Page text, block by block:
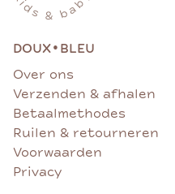
DOUX• BLEU
Over ons
Verzenden & afhalen
Betaalmethodes
Ruilen & retourneren
Voorwaarden
Privacy